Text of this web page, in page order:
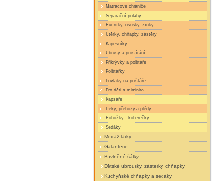
Matracové chrániče
Separační potahy
Ručníky, osušky, žínky
Utěrky, chňapky, zástěry
Kapesníky
Ubrusy a prostírání
Přikrývky a polštáře
Polštářky
Povlaky na polštáře
Pro děti a miminka
Kapsáře
Deky, přehozy a plédy
Rohožky - koberečky
Sedáky
Metráž látky
Galanterie
Bavlněné šátky
Dětské ubrousky, zásterky, chňapky
Kuchyňské chňapky a sedáky